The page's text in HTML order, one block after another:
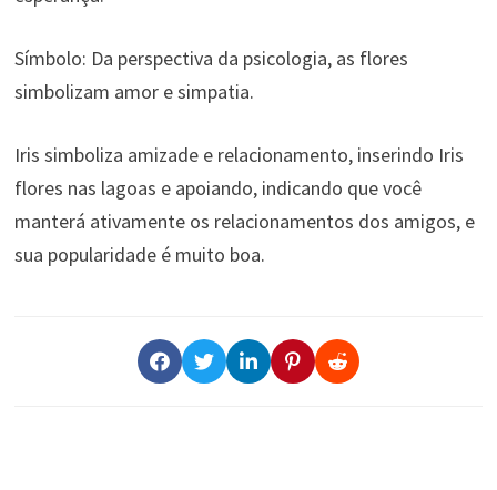
Símbolo: Da perspectiva da psicologia, as flores
simbolizam amor e simpatia.
Iris simboliza amizade e relacionamento, inserindo Iris
flores nas lagoas e apoiando, indicando que você
manterá ativamente os relacionamentos dos amigos, e
sua popularidade é muito boa.